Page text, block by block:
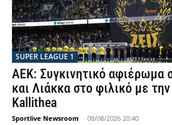
SUPER LEAGUE 1
ΑΕΚ: Συγκινητικό αφιέρωμα
και Λιάκκα στο φιλικό με
Kallithea
Sportlive Newsroom - 08/08/2026 20:40